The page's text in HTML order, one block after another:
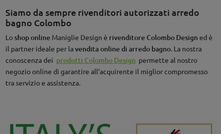
Siamo da sempre rivenditori autorizzati arredo
bagno Colombo
Loshop onlineManiglie Design è rivenditore Colombo Design ed è
il partner ideale per lavendita online di arredo bagno. La nostra
conoscenza dei prodotti Colombo Design permette al nostro
negozio online di garantire all'acquirente il miglior compromesso
tra servizio e assistenza.